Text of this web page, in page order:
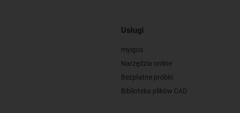
Usługi
myigus
Narzędzia online
Bezpłatne próbki
Biblioteka plików CAD